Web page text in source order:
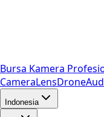
Bursa Kamera
CameraLensDrone
Indonesia